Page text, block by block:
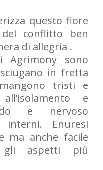
questo fiore
conflitto ben
di allegria .
Agrimony sono
in fretta
tristi e
e
e nervoso
Enuresi
ma anche facile
gli aspetti più